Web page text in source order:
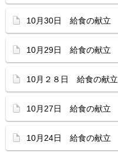
10月30日 給食の献立
10月29日 給食の献立
10月２８日 給食の献立
10月27日 給食の献立
10月24日 給食の献立